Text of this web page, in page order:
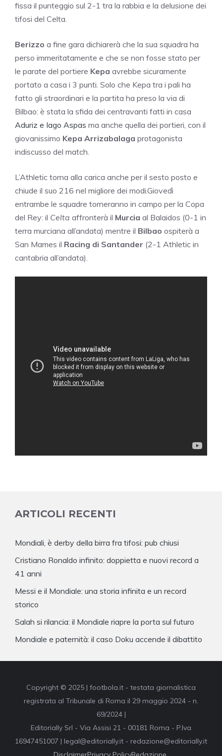
fissa il punteggio sul 2-1 tra la rabbia e la delusione dei
tifosi del Celta.
Berizzo a fine gara dichiarerà che la sua squadra ha
perso immeritatamente e che se non fosse stato per
le parate del portiere Kepa avrebbe sicuramente
portato a casa i 3 punti. Solo che Kepa tra i pali ha
fatto gli straordinari e la partita ha preso la via di
Bilbao: è stata la sfida dei centravanti fatti in casa
Aduriz e Iago Aspas ma anche quella dei portieri, con il
giovanissimo Kepa Arrizabalaga protagonista
indiscusso del match.
L’Athletic torna alla carica anche per il sesto posto e
chiude il suo 216 nel migliore dei modi.Giovedì
entrambe le squadre torneranno in campo per la Copa
del Rey: il Celta affronterà il Murcia al Balaidos (0-1 in
terra murciana all’andata) mentre il Bilbao ospiterà a
San Mames il Racing di Santander (2-1 Athletic in
cantabria all’andata).
ARTICOLI RECENTI
Mondiali, è derby della birra fra tifosi: pub chiusi
Cristiano Ronaldo infinito: doppietta e nuovi record a
41 anni
Messi e il Mondiale: una storia infinita e un record
storico
Salah si rilancia: il Mondiale riapre la porta sul futuro
Mondiale e paternità: il caso Doku accende il dibattito
Copyright © 2025 | footbola.it - testata giornalistica
registrata al Tribunale di Roma il 29 maggio 2024 - n.
69/2024 |
Editorially Srl - Via Assisi 21 - 00181 Roma - P.Iva
16947451007 | legal@editorially.it - redazione@editorially.it